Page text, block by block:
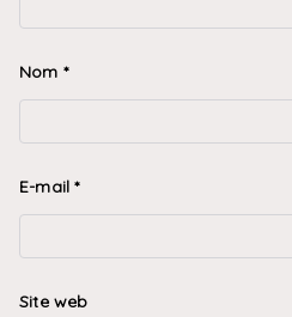
Nom *
E-mail*
Site web